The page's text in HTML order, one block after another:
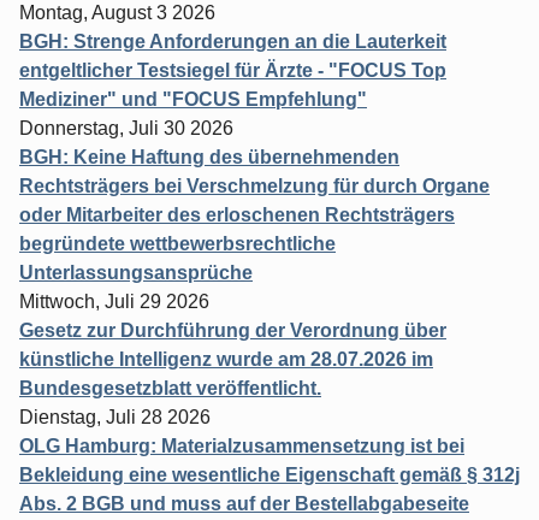
Montag, August 3 2026
BGH: Strenge Anforderungen an die Lauterkeit
entgeltlicher Testsiegel für Ärzte - "FOCUS Top
Mediziner" und "FOCUS Empfehlung"
Donnerstag, Juli 30 2026
BGH: Keine Haftung des übernehmenden
Rechtsträgers bei Verschmelzung für durch Organe
oder Mitarbeiter des erloschenen Rechtsträgers
begründete wettbewerbsrechtliche
Unterlassungsansprüche
Mittwoch, Juli 29 2026
Gesetz zur Durchführung der Verordnung über
künstliche Intelligenz wurde am 28.07.2026 im
Bundesgesetzblatt veröffentlicht.
Dienstag, Juli 28 2026
OLG Hamburg: Materialzusammensetzung ist bei
Bekleidung eine wesentliche Eigenschaft gemäß § 312j
Abs. 2 BGB und muss auf der Bestellabgabeseite